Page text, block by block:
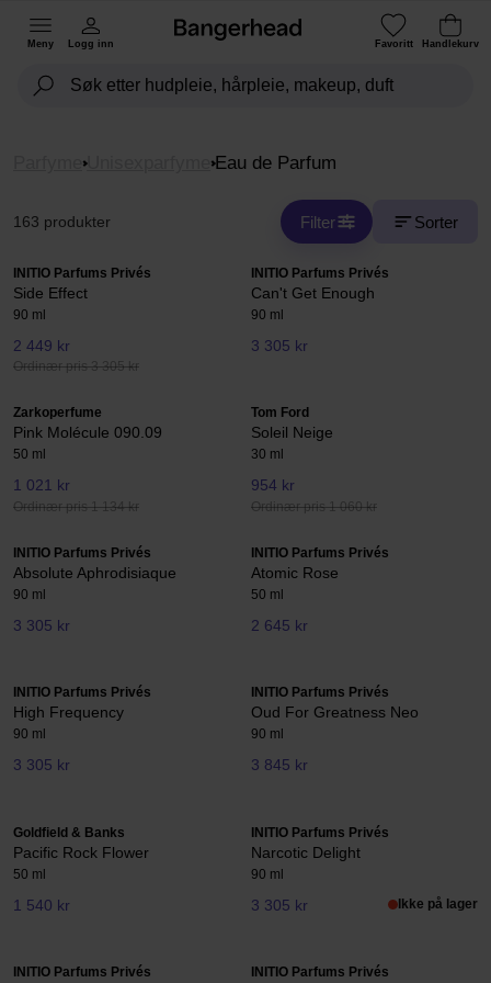
Meny Logg inn Favoritt Handlekurv
Unisexparfyme Eau de Parfum
163 produkter Filter Sorter
INITIO Parfums Privés
Side Effect
90 ml
2 449 kr
Ordinær pris 3 305 kr
INITIO Parfums Privés
Can't Get Enough
90 ml
3 305 kr
Zarkoperfume
Pink Molécule 090.09
50 ml
1 021 kr
Ordinær pris 1 134 kr
Tom Ford
Soleil Neige
30 ml
954 kr
Ordinær pris 1 060 kr
INITIO Parfums Privés
Absolute Aphrodisiaque
90 ml
3 305 kr
INITIO Parfums Privés
Atomic Rose
50 ml
2 645 kr
INITIO Parfums Privés
High Frequency
90 ml
3 305 kr
INITIO Parfums Privés
Oud For Greatness Neo
90 ml
3 845 kr
Goldfield & Banks
Pacific Rock Flower
50 ml
1 540 kr
INITIO Parfums Privés
Narcotic Delight
90 ml
3 305 kr Ikke på lager
INITIO Parfums Privés INITIO Parfums Privés